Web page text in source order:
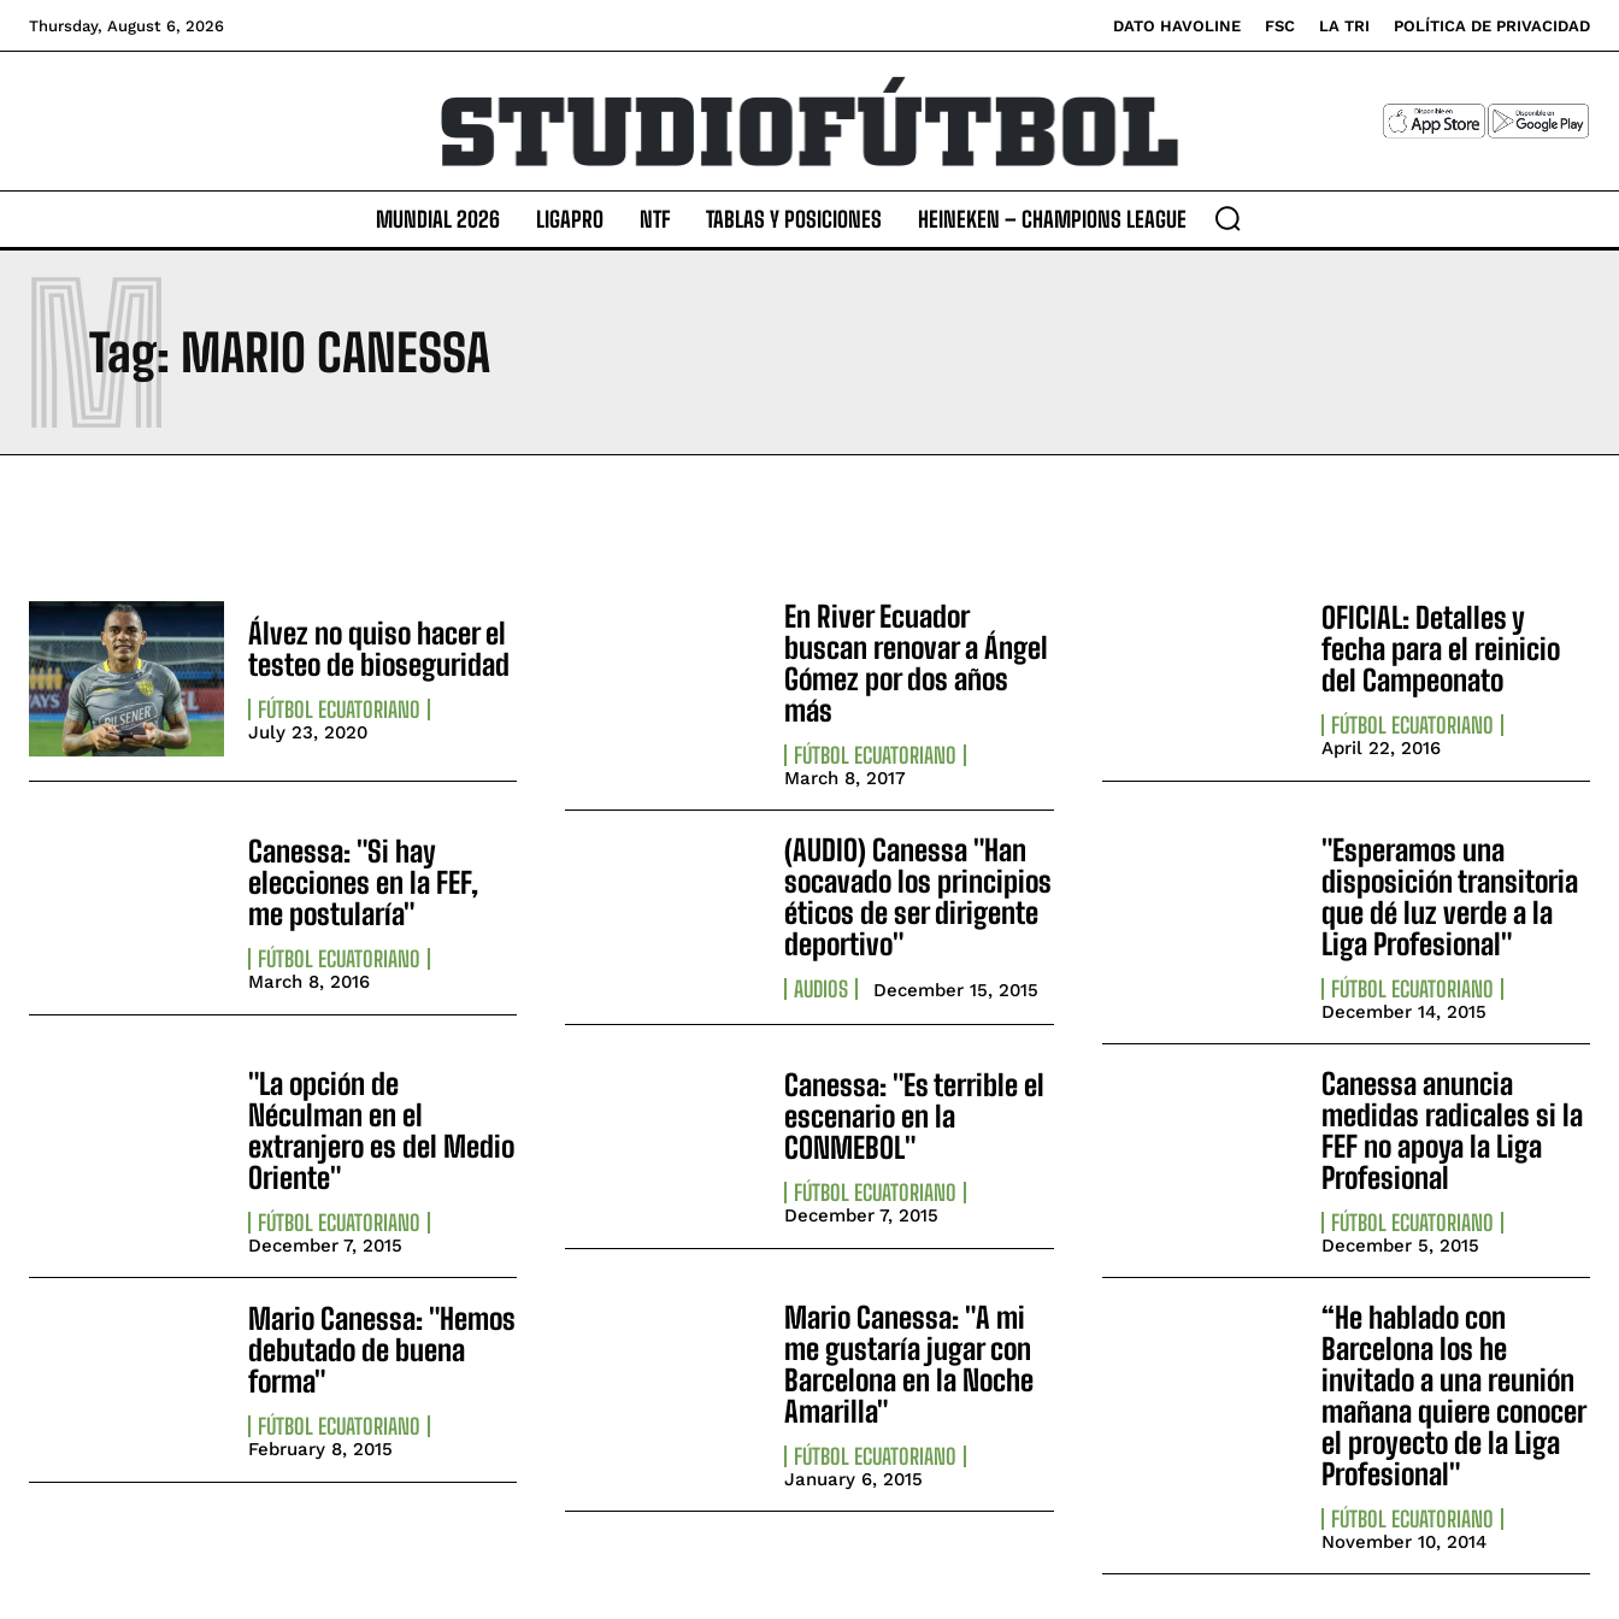
Thursday, August 6, 2026 DATO HAVOLINE FSC LA TRI POLÍTICA DE PRIVACIDAD
MUNDIAL 2026 LIGAPRO NTF TABLAS Y POSICIONES HEINEKEN – CHAMPIONS LEAGUE
Tag: MARIO CANESSA
M
Álvez no quiso hacer el
testeo de bioseguridad
FÚTBOL ECUATORIANO
July 23, 2020
En River Ecuador
buscan renovar a Ángel
Gómez por dos años
más
FÚTBOL ECUATORIANO
March 8, 2017
OFICIAL: Detalles y
fecha para el reinicio
del Campeonato
FÚTBOL ECUATORIANO
April 22, 2016
Canessa: "Si hay
elecciones en la FEF,
me postularía"
FÚTBOL ECUATORIANO
March 8, 2016
(AUDIO) Canessa "Han
socavado los principios
éticos de ser dirigente
deportivo"
AUDIOS December 15, 2015
"Esperamos una
disposición transitoria
que dé luz verde a la
Liga Profesional"
FÚTBOL ECUATORIANO
December 14, 2015
"La opción de
Néculman en el
extranjero es del Medio
Oriente"
FÚTBOL ECUATORIANO
December 7, 2015
Canessa: "Es terrible el
escenario en la
CONMEBOL"
FÚTBOL ECUATORIANO
December 7, 2015
Canessa anuncia
medidas radicales si la
FEF no apoya la Liga
Profesional
FÚTBOL ECUATORIANO
December 5, 2015
Mario Canessa: "Hemos
debutado de buena
forma"
FÚTBOL ECUATORIANO
February 8, 2015
Mario Canessa: "A mi
me gustaría jugar con
Barcelona en la Noche
Amarilla"
FÚTBOL ECUATORIANO
January 6, 2015
“He hablado con
Barcelona los he
invitado a una reunión
mañana quiere conocer
el proyecto de la Liga
Profesional"
FÚTBOL ECUATORIANO
November 10, 2014